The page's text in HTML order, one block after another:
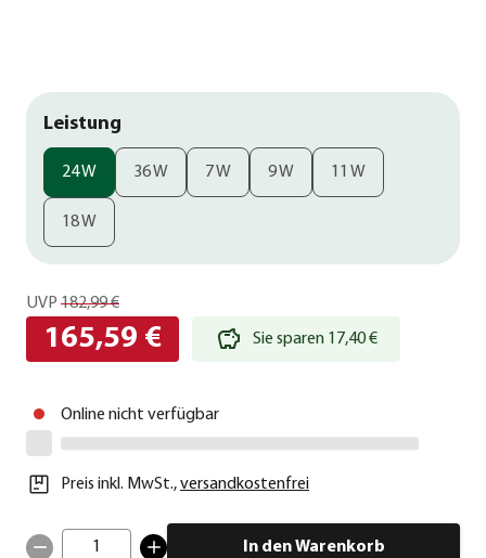
Leistung
24 W 36 W 7 W 9 W 11 W
18 W
UVP 182,99 €
165,59 € Sie sparen 17,40 €
Online nicht verfügbar
Preis inkl. MwSt.,versandkostenfrei
1 In den Warenkorb